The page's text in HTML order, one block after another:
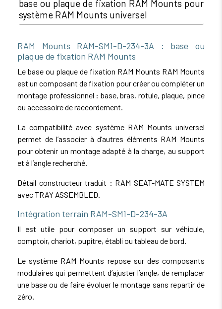
base ou plaque de fixation RAM Mounts pour
système RAM Mounts universel
RAM Mounts RAM-SM1-D-234-3A : base ou
plaque de fixation RAM Mounts
Le base ou plaque de fixation RAM Mounts RAM Mounts
est un composant de fixation pour créer ou compléter un
montage professionnel : base, bras, rotule, plaque, pince
ou accessoire de raccordement.
La compatibilité avec système RAM Mounts universel
permet de l’associer à d’autres éléments RAM Mounts
pour obtenir un montage adapté à la charge, au support
et à l’angle recherché.
Détail constructeur traduit : RAM SEAT-MATE SYSTEM
avec TRAY ASSEMBLED.
Intégration terrain RAM-SM1-D-234-3A
Il est utile pour composer un support sur véhicule,
comptoir, chariot, pupitre, établi ou tableau de bord.
Le système RAM Mounts repose sur des composants
modulaires qui permettent d’ajuster l’angle, de remplacer
une base ou de faire évoluer le montage sans repartir de
zéro.